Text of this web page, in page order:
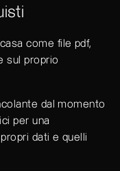
come file pdf,
sul proprio
dal momento
per una
dati e quelli